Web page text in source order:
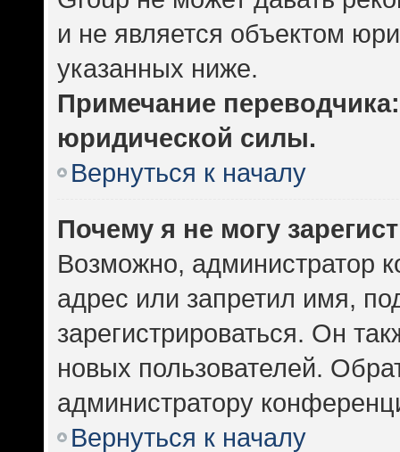
и не является объектом
указанных ниже.
Примечание
юридической силы.
Вернуться к началу
Почему я не могу
Возможно, администратор
адрес или запретил имя,
зарегистрироваться. Он
новых пользователей.
администратору
Вернуться к началу